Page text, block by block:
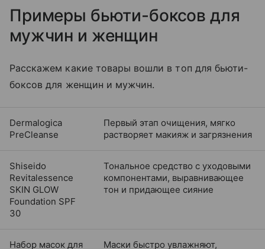
Примеры бьюти-боксов для
мужчин и женщин
Расскажем какие товары вошли в топ для бьюти-
боксов для женщин и мужчин.
Dermalogica
PreCleanse
Первый этап очищения, мягко
растворяет макияж и загрязнения
Shiseido
Revitalessence
SKIN GLOW
Foundation SPF
30
Тональное средство с уходовыми
компонентами, выравнивающее
тон и придающее сияние
Набор масок для
Маски быстро увлажняют,